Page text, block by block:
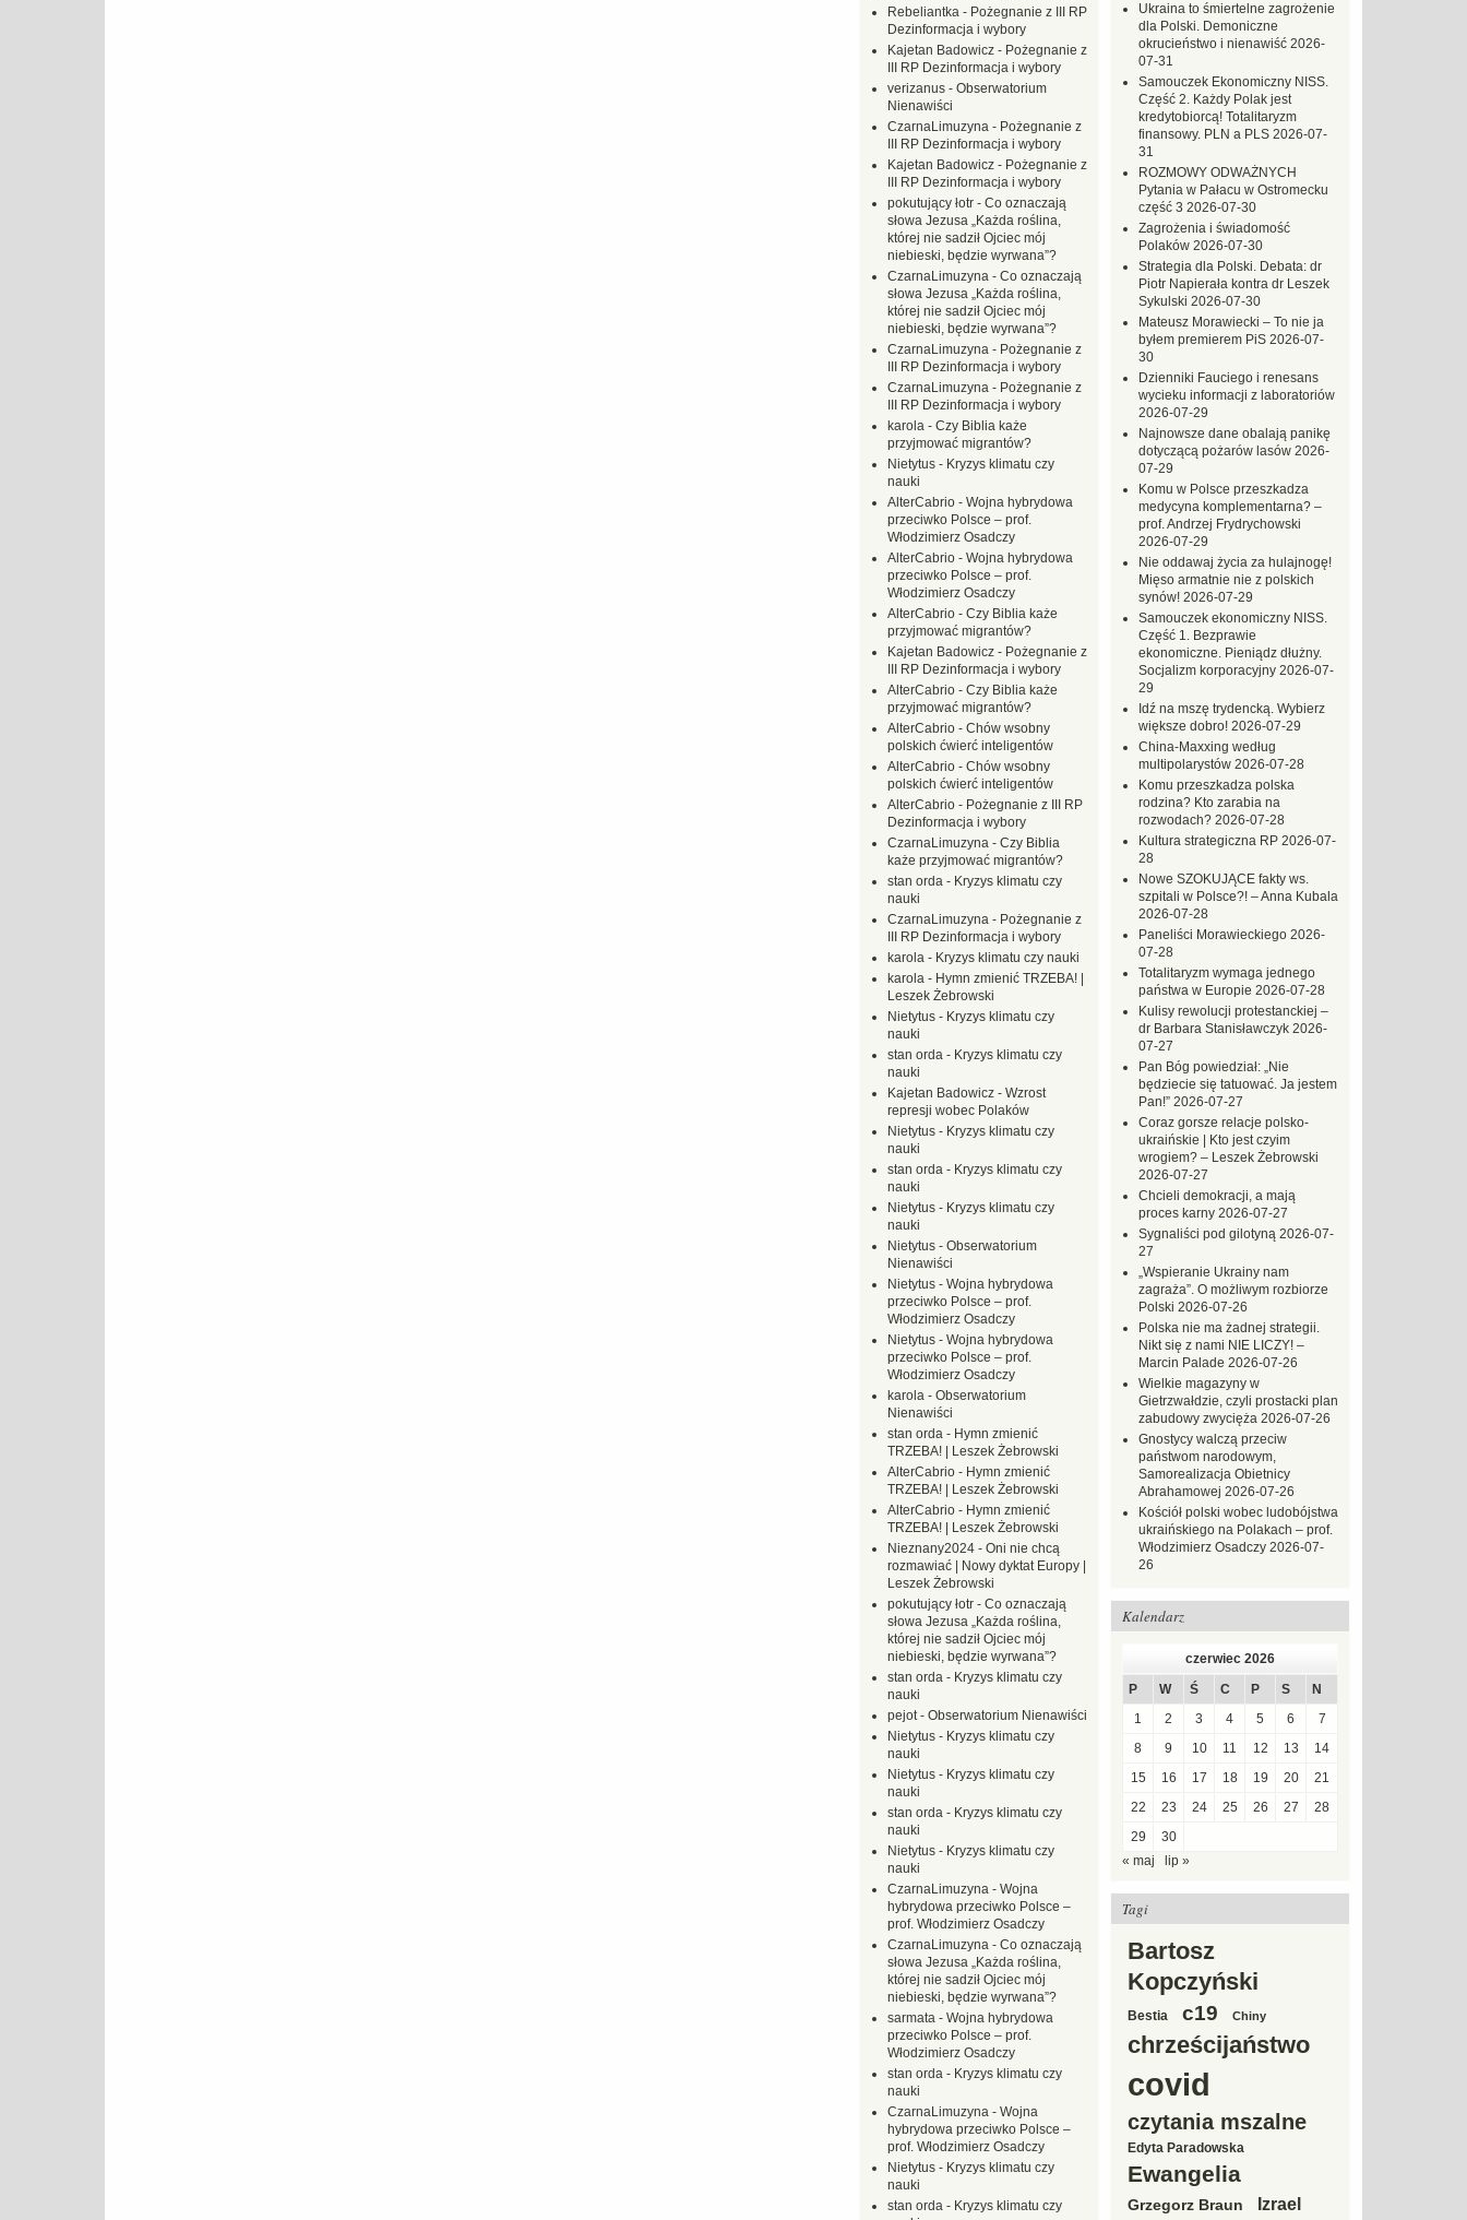
Ukraina to śmiertelne zagrożenie
dla Polski. Demoniczne
okrucieństwo i nienawiść 2026-
07-31
Samouczek Ekonomiczny NISS.
Część 2. Każdy Polak jest
kredytobiorcą! Totalitaryzm
finansowy. PLN a PLS 2026-07-
31
ROZMOWY ODWAŻNYCH
Pytania w Pałacu w Ostromecku
część 3 2026-07-30
Zagrożenia i świadomość
Polaków 2026-07-30
Strategia dla Polski. Debata: dr
Piotr Napierała kontra dr Leszek
Sykulski 2026-07-30
Mateusz Morawiecki – To nie ja
byłem premierem PiS 2026-07-
30
Dzienniki Fauciego i renesans
wycieku informacji z laboratoriów
2026-07-29
Najnowsze dane obalają panikę
dotyczącą pożarów lasów 2026-
07-29
Komu w Polsce przeszkadza
medycyna komplementarna? –
prof. Andrzej Frydrychowski
2026-07-29
Nie oddawaj życia za hulajnogę!
Mięso armatnie nie z polskich
synów! 2026-07-29
Samouczek ekonomiczny NISS.
Część 1. Bezprawie
ekonomiczne. Pieniądz dłużny.
Socjalizm korporacyjny 2026-07-
29
Idź na mszę trydencką. Wybierz
większe dobro! 2026-07-29
China-Maxxing według
multipolarystów 2026-07-28
Komu przeszkadza polska
rodzina? Kto zarabia na
rozwodach? 2026-07-28
Kultura strategiczna RP 2026-07-
28
Nowe SZOKUJĄCE fakty ws.
szpitali w Polsce?! – Anna Kubala
2026-07-28
Paneliści Morawieckiego 2026-
07-28
Totalitaryzm wymaga jednego
państwa w Europie 2026-07-28
Kulisy rewolucji protestanckiej –
dr Barbara Stanisławczyk 2026-
07-27
Pan Bóg powiedział: „Nie
będziecie się tatuować. Ja jestem
Pan!” 2026-07-27
Coraz gorsze relacje polsko-
ukraińskie | Kto jest czyim
wrogiem? – Leszek Żebrowski
2026-07-27
Chcieli demokracji, a mają
proces karny 2026-07-27
Sygnaliści pod gilotyną 2026-07-
27
„Wspieranie Ukrainy nam
zagraża”. O możliwym rozbiorze
Polski 2026-07-26
Polska nie ma żadnej strategii.
Nikt się z nami NIE LICZY! –
Marcin Palade 2026-07-26
Wielkie magazyny w
Gietrzwałdzie, czyli prostacki plan
zabudowy zwycięża 2026-07-26
Gnostycy walczą przeciw
państwom narodowym,
Samorealizacja Obietnicy
Abrahamowej 2026-07-26
Kościół polski wobec ludobójstwa
ukraińskiego na Polakach – prof.
Włodzimierz Osadczy 2026-07-
26
Kalendarz
czerwiec 2026
P
W Ś C P S
N
1
2 3 4 5 6
7
8
9 10 11 12 13
14
15
16 17 18 19 20
21
22
23 24 25 26 27
28
29
30
« maj
lip »
Tagi
Bartosz
Kopczyński
Bestia c19 Chiny
chrześcijaństwo
covid
czytania mszalne
Edyta Paradowska
Ewangelia
Grzegorz Braun Izrael
Rebeliantka - Pożegnanie z III RP
Dezinformacja i wybory
Kajetan Badowicz - Pożegnanie z
III RP Dezinformacja i wybory
verizanus - Obserwatorium
Nienawiści
CzarnaLimuzyna - Pożegnanie z
III RP Dezinformacja i wybory
Kajetan Badowicz - Pożegnanie z
III RP Dezinformacja i wybory
pokutujący łotr - Co oznaczają
słowa Jezusa „Każda roślina,
której nie sadził Ojciec mój
niebieski, będzie wyrwana”?
CzarnaLimuzyna - Co oznaczają
słowa Jezusa „Każda roślina,
której nie sadził Ojciec mój
niebieski, będzie wyrwana”?
CzarnaLimuzyna - Pożegnanie z
III RP Dezinformacja i wybory
CzarnaLimuzyna - Pożegnanie z
III RP Dezinformacja i wybory
karola - Czy Biblia każe
przyjmować migrantów?
Nietytus - Kryzys klimatu czy
nauki
AlterCabrio - Wojna hybrydowa
przeciwko Polsce – prof.
Włodzimierz Osadczy
AlterCabrio - Wojna hybrydowa
przeciwko Polsce – prof.
Włodzimierz Osadczy
AlterCabrio - Czy Biblia każe
przyjmować migrantów?
Kajetan Badowicz - Pożegnanie z
III RP Dezinformacja i wybory
AlterCabrio - Czy Biblia każe
przyjmować migrantów?
AlterCabrio - Chów wsobny
polskich ćwierć inteligentów
AlterCabrio - Chów wsobny
polskich ćwierć inteligentów
AlterCabrio - Pożegnanie z III RP
Dezinformacja i wybory
CzarnaLimuzyna - Czy Biblia
każe przyjmować migrantów?
stan orda - Kryzys klimatu czy
nauki
CzarnaLimuzyna - Pożegnanie z
III RP Dezinformacja i wybory
karola - Kryzys klimatu czy nauki
karola - Hymn zmienić TRZEBA! |
Leszek Żebrowski
Nietytus - Kryzys klimatu czy
nauki
stan orda - Kryzys klimatu czy
nauki
Kajetan Badowicz - Wzrost
represji wobec Polaków
Nietytus - Kryzys klimatu czy
nauki
stan orda - Kryzys klimatu czy
nauki
Nietytus - Kryzys klimatu czy
nauki
Nietytus - Obserwatorium
Nienawiści
Nietytus - Wojna hybrydowa
przeciwko Polsce – prof.
Włodzimierz Osadczy
Nietytus - Wojna hybrydowa
przeciwko Polsce – prof.
Włodzimierz Osadczy
karola - Obserwatorium
Nienawiści
stan orda - Hymn zmienić
TRZEBA! | Leszek Żebrowski
AlterCabrio - Hymn zmienić
TRZEBA! | Leszek Żebrowski
AlterCabrio - Hymn zmienić
TRZEBA! | Leszek Żebrowski
Nieznany2024 - Oni nie chcą
rozmawiać | Nowy dyktat Europy |
Leszek Żebrowski
pokutujący łotr - Co oznaczają
słowa Jezusa „Każda roślina,
której nie sadził Ojciec mój
niebieski, będzie wyrwana”?
stan orda - Kryzys klimatu czy
nauki
pejot- Obserwatorium Nienawiści
Nietytus - Kryzys klimatu czy
nauki
Nietytus - Kryzys klimatu czy
nauki
stan orda - Kryzys klimatu czy
nauki
Nietytus - Kryzys klimatu czy
nauki
CzarnaLimuzyna - Wojna
hybrydowa przeciwko Polsce –
prof. Włodzimierz Osadczy
CzarnaLimuzyna - Co oznaczają
słowa Jezusa „Każda roślina,
której nie sadził Ojciec mój
niebieski, będzie wyrwana”?
sarmata - Wojna hybrydowa
przeciwko Polsce – prof.
Włodzimierz Osadczy
stan orda - Kryzys klimatu czy
nauki
CzarnaLimuzyna - Wojna
hybrydowa przeciwko Polsce –
prof. Włodzimierz Osadczy
Nietytus - Kryzys klimatu czy
nauki
stan orda - Kryzys klimatu czy